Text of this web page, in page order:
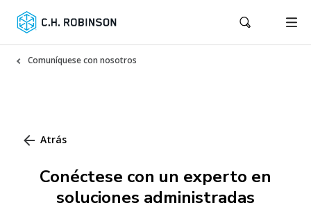
Comuníquese con nosotros
Atrás
Conéctese con un experto en
soluciones administradas